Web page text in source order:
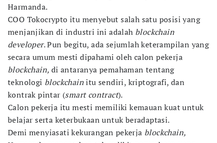
Harmanda.
COO Tokocrypto itu menyebut salah satu posisi yang
menjanjikan di industri ini adalah blockchain
developer. Pun begitu, ada sejumlah keterampilan yang
secara umum mesti dipahami oleh calon pekerja
blockchain, di antaranya pemahaman tentang
teknologi blockchainitu sendiri, kriptografi, dan
kontrak pintar (smart contract).
Calon pekerja itu mesti memiliki kemauan kuat untuk
belajar serta keterbukaan untuk beradaptasi.
Demi menyiasati kekurangan pekerja blockchain,